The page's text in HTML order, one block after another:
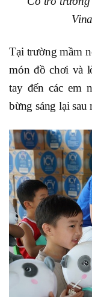
Tại trường mầm
món đồ chơi và
tay đến các em
bừng sáng lại